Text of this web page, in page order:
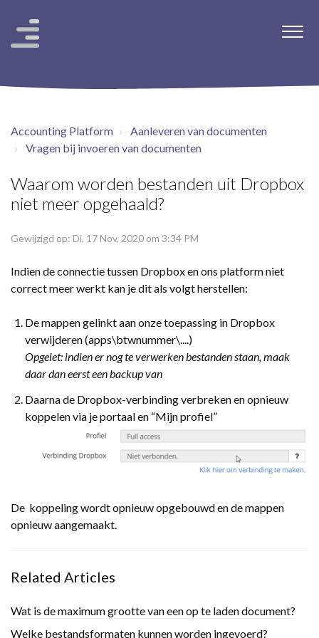
Accounting Platform
Aanleveren van documenten
Vragen bij invoeren van documenten
Waarom worden bestanden uit Dropbox
niet meer opgehaald?
Gewijzigd op: Di, 17 Nov, 2020 om 3:34 PM
Indien de connectie tussen Dropbox en ons platform niet
correct meer werkt kan je dit als volgt herstellen:
De mappen gelinkt aan onze toepassing in Dropbox
verwijderen (apps\btwnummer\....)
Opgelet: indien er nog te verwerken bestanden staan, maak
daar dan eerst een backup van
Daarna de Dropbox-verbinding verbreken en opnieuw
koppelen via je portaal en “Mijn profiel”
De koppeling wordt opnieuw opgebouwd en de mappen
opnieuw aangemaakt.
Related Articles
Wat is de maximum grootte van een op te laden document?
Welke bestandsformaten kunnen worden ingevoerd?